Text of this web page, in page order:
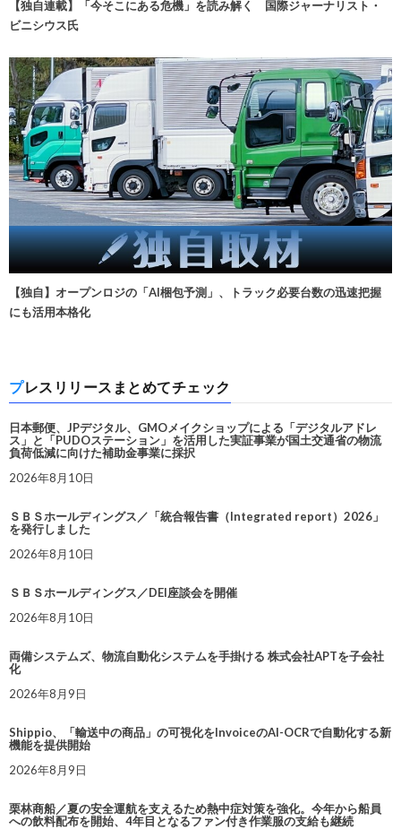
【独自連載】「今そこにある危機」を読み解く 国際ジャーナリスト・
ビニシウス氏
【独自】オープンロジの「AI梱包予測」、トラック必要台数の迅速把握
にも活用本格化
プレスリリースまとめてチェック
日本郵便、JPデジタル、GMOメイクショップによる「デジタルアドレ
ス」と「PUDOステーション」を活用した実証事業が国土交通省の物流
負荷低減に向けた補助金事業に採択
2026年8月10日
ＳＢＳホールディングス／「統合報告書（Integrated report）2026」
を発行しました
2026年8月10日
ＳＢＳホールディングス／DEI座談会を開催
2026年8月10日
両備システムズ、物流自動化システムを手掛ける 株式会社APTを子会社
化
2026年8月9日
Shippio、「輸送中の商品」の可視化をInvoiceのAI-OCRで自動化する新
機能を提供開始
2026年8月9日
栗林商船／夏の安全運航を支えるため熱中症対策を強化。今年から船員
への飲料配布を開始、4年目となるファン付き作業服の支給も継続